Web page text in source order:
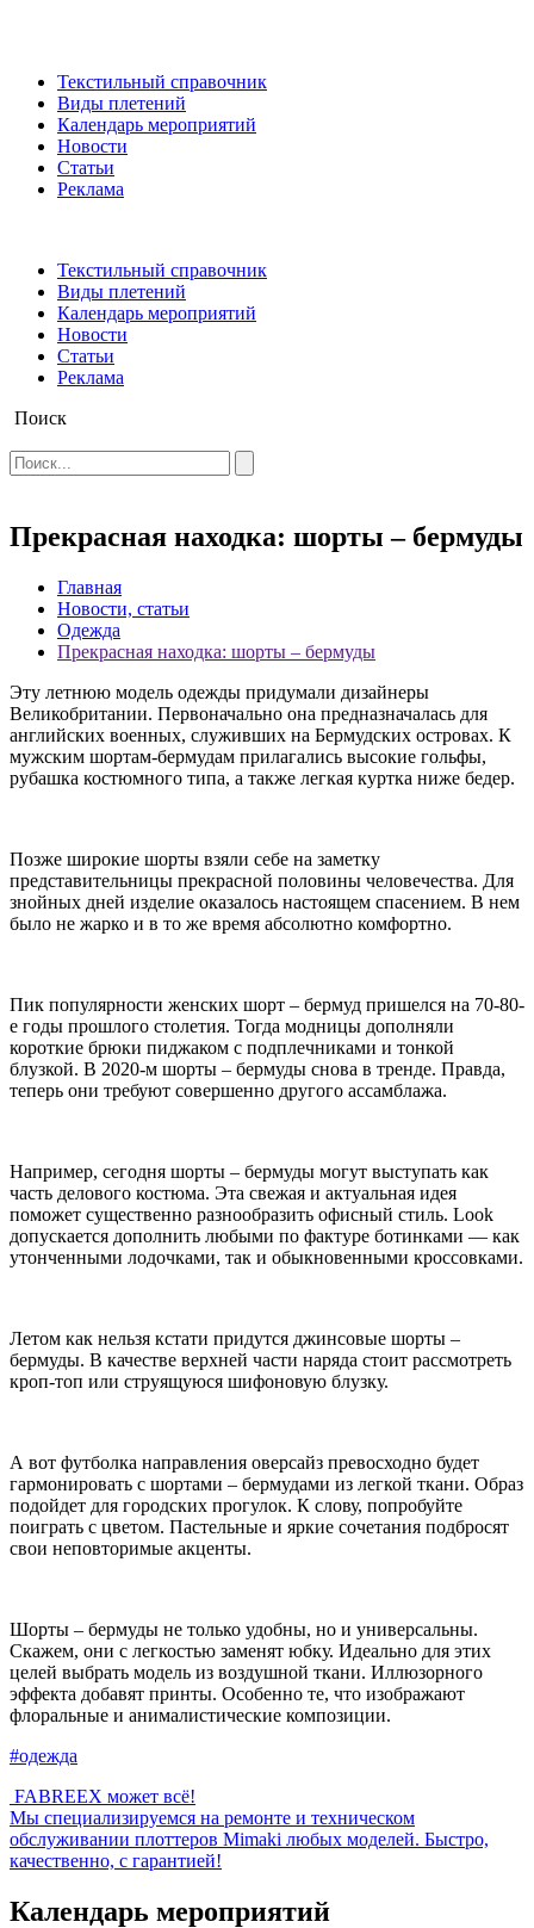
Текстильный справочник
Виды плетений
Календарь мероприятий
Новости
Статьи
Реклама
Текстильный справочник
Виды плетений
Календарь мероприятий
Новости
Статьи
Реклама
Поиск
Прекрасная находка: шорты – бермуды
Главная
Новости, статьи
Одежда
Прекрасная находка: шорты – бермуды
Эту летнюю модель одежды придумали дизайнеры
Великобритании. Первоначально она предназначалась для
английских военных, служивших на Бермудских островах. К
мужским шортам-бермудам прилагались высокие гольфы,
рубашка костюмного типа, а также легкая куртка ниже бедер.
Позже широкие шорты взяли себе на заметку
представительницы прекрасной половины человечества. Для
знойных дней изделие оказалось настоящем спасением. В нем
было не жарко и в то же время абсолютно комфортно.
Пик популярности женских шорт – бермуд пришелся на 70-80-
е годы прошлого столетия. Тогда модницы дополняли
короткие брюки пиджаком с подплечниками и тонкой
блузкой. В 2020-м шорты – бермуды снова в тренде. Правда,
теперь они требуют совершенно другого ассамблажа.
Например, сегодня шорты – бермуды могут выступать как
часть делового костюма. Эта свежая и актуальная идея
поможет существенно разнообразить офисный стиль. Look
допускается дополнить любыми по фактуре ботинками — как
утонченными лодочками, так и обыкновенными кроссовками.
Летом как нельзя кстати придутся джинсовые шорты –
бермуды. В качестве верхней части наряда стоит рассмотреть
кроп-топ или струящуюся шифоновую блузку.
А вот футболка направления оверсайз превосходно будет
гармонировать с шортами – бермудами из легкой ткани. Образ
подойдет для городских прогулок. К слову, попробуйте
поиграть с цветом. Пастельные и яркие сочетания подбросят
свои неповторимые акценты.
Шорты – бермуды не только удобны, но и универсальны.
Скажем, они с легкостью заменят юбку. Идеально для этих
целей выбрать модель из воздушной ткани. Иллюзорного
эффекта добавят принты. Особенно те, что изображают
флоральные и анималистические композиции.
#одежда
FABREEX может всё!
Мы специализируемся на ремонте и техническом
обслуживании плоттеров Mimaki любых моделей. Быстро,
качественно, с гарантией!
Календарь мероприятий